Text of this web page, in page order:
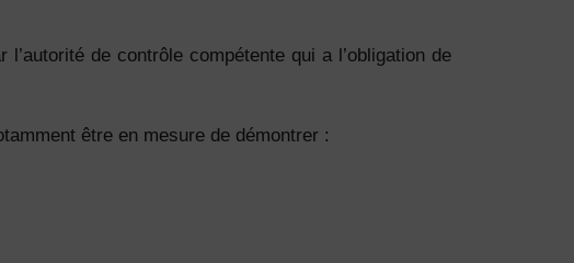
de contrôle compétente qui a l’obligation de
être en mesure de démontrer :